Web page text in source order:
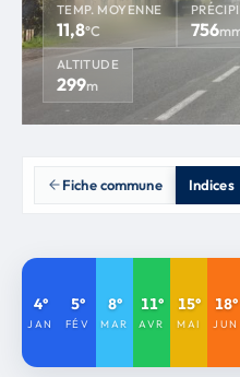
TEMP. MOYENNE
11,8°C 756
ALTITUDE
299m
Fiche commune Indices
4°
JAN
5°
FÉV
8°
MAR
11°
AVR
15°
MAI
18°
JUN